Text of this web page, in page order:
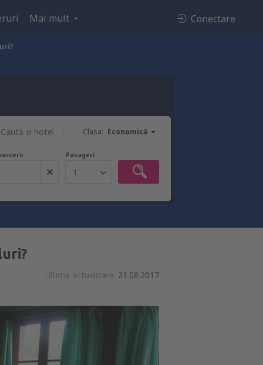
Mai mult Conectare
Clasa: Economică
Caută şi hotel
Pasageri
1
Ultima actualizare: 21.08.2017